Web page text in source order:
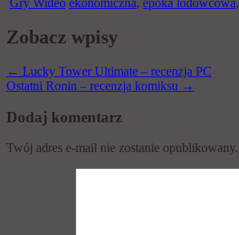
Gry Wideo ekonomiczna, epoka lodowcowa,
Zobacz wpisy
← Lucky Tower Ultimate – recenzja PC
Ostatni Ronin – recenzja komiksu →
Dodaj komentarz
Twój adres e-mail nie zostanie opublikowany.